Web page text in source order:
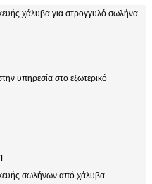
χάλυβα για στρογγυλό σωλήνα
υπηρεσία στο εξωτερικό
σωλήνων από χάλυβα